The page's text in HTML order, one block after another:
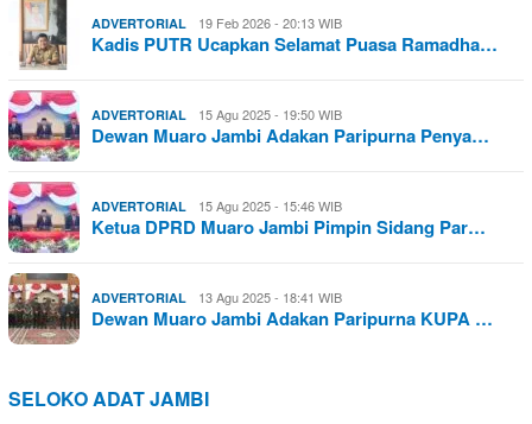
ADVERTORIAL 19 Feb 2026 - 20:13 WIB
Kadis PUTR Ucapkan Selamat Puasa Ramadha…
ADVERTORIAL 15 Agu 2025 - 19:50 WIB
Dewan Muaro Jambi Adakan Paripurna Penya…
ADVERTORIAL 15 Agu 2025 - 15:46 WIB
Ketua DPRD Muaro Jambi Pimpin Sidang Par…
ADVERTORIAL 13 Agu 2025 - 18:41 WIB
Dewan Muaro Jambi Adakan Paripurna KUPA …
SELOKO ADAT JAMBI